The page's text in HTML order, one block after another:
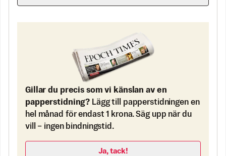
Gillar du precis som vi känslan av en
papperstidning? Lägg till papperstidningen en
hel månad för endast 1 krona. Säg upp när du
vill – ingen bindningstid.
Ja, tack!